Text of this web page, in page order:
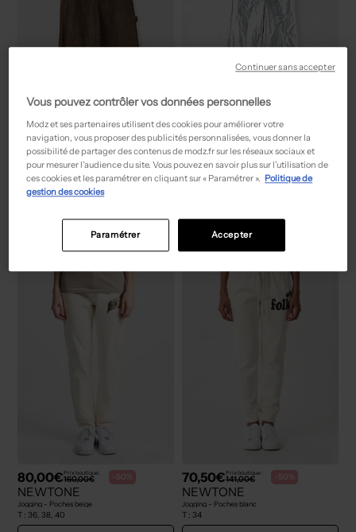
30,00€ Prix boutique :
59,99€ -50%
JJXX
Pantalon cargo marron
ACHAT EXPRESS
30,00€ Prix boutique :
59,99€ -50%
JJXX
ACHAT EXPRESS
80,00€Prix boutique :
160,00€ -50%
NEWTONE
Jogging - Poches beige
T : 36, 38, 40
70,50€Prix boutique :
141,00€ -50%
NEWTONE
Jogging - Poches blanc
T : 34
Vous pouvez contrôler vos données personnelles
Modz et ses partenaires utilisent des cookies pour améliorer votre
navigation, vous proposer des publicités personnalisées, vous donner la
possibilité de partager des contenus de modz.fr sur les réseaux sociaux et
pour mesurer l’audience du site. Vous pouvez en savoir plus sur l’utilisation de
ces cookies et les paramétrer en cliquant sur « Paramétrer ». Politique de
gestion des cookies
Accepter
Paramétrer
Continuer sans accepter